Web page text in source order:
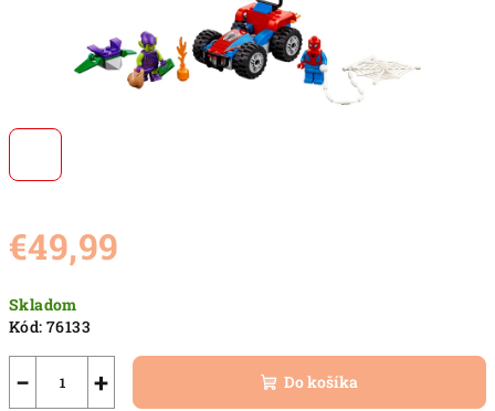
€49,99
cena:
Skladom
Kód: 76133
+
− Do košíka